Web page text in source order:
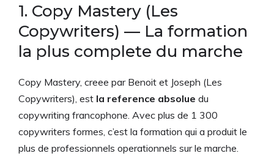
1. Copy Mastery (Les
Copywriters) — La formation
la plus complete du marche
Copy Mastery, creee par Benoit et Joseph (Les
Copywriters), est la reference absolue du
copywriting francophone. Avec plus de 1 300
copywriters formes, c’est la formation qui a produit le
plus de professionnels operationnels sur le marche.